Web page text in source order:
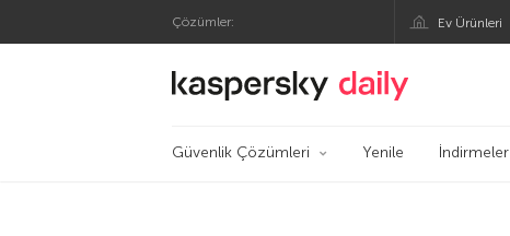
Çözümler: Ev Ürünleri
Kaspersky Resmi Blogu
Güvenlik Çözümleri Yenile İndirmeler